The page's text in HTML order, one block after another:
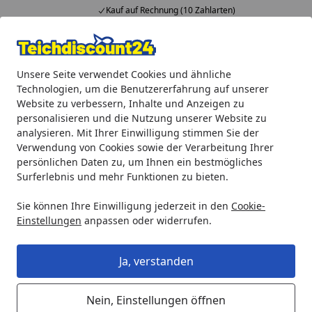
Unsere Seite verwendet Cookies und ähnliche
Technologien, um die Benutzererfahrung auf unserer
Website zu verbessern, Inhalte und Anzeigen zu
personalisieren und die Nutzung unserer Website zu
analysieren. Mit Ihrer Einwilligung stimmen Sie der
Verwendung von Cookies sowie der Verarbeitung Ihrer
persönlichen Daten zu, um Ihnen ein bestmögliches
Surferlebnis und mehr Funktionen zu bieten.
Sie können Ihre Einwilligung jederzeit in den Cookie-
Einstellungen anpassen oder widerrufen.
Ja, verstanden
Nein, Einstellungen öffnen
Kauf auf Rechnung (10 Zahlarten)
Alle Produkte
Mein Konto
Suchen
Startseite
Oase Ersatz Bitronstütze für ProfiClear (35429)
Oase Ersatz Bitronstütze für
ProfiClear (35429)